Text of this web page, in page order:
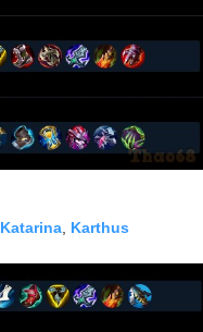
Katarina, Karthus